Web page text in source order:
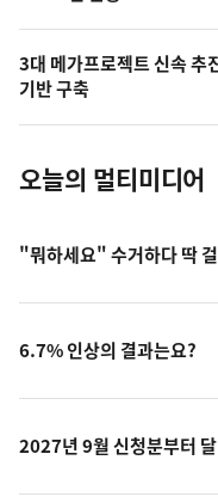
의
사
진
3대 메가프로젝트 신속
기반 구축
오늘의 멀티미디어
"뭐하세요" 수거하다 딱
6.7% 인상의 결과는요?
2027년 9월 신청분부터